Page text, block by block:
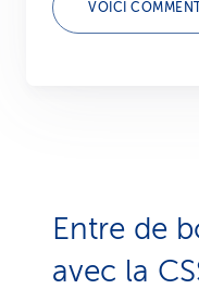
VOICI
Entre de
avec la